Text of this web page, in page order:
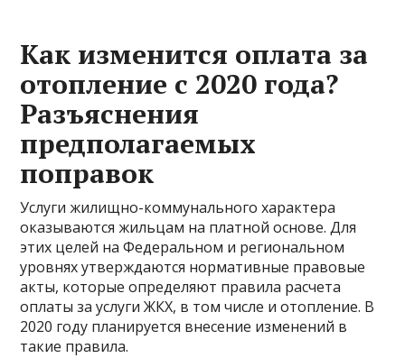
Как изменится оплата за
отопление с 2020 года?
Разъяснения
предполагаемых
поправок
Услуги жилищно-коммунального характера
оказываются жильцам на платной основе. Для
этих целей на Федеральном и региональном
уровнях утверждаются нормативные правовые
акты, которые определяют правила расчета
оплаты за услуги ЖКХ, в том числе и отопление. В
2020 году планируется внесение изменений в
такие правила.